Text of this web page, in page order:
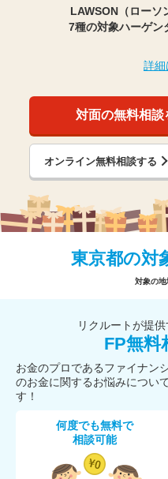
LAWSON（ローソ
7種の対象ハーゲン
詳細
対面の無料相談
オンライン無料相談する
東京都の対
対象の地
リクルートが提
FP無料
お金のプロであるファイナン
のお金に関するお悩みについ
す！
何度でも無料で
相談可能